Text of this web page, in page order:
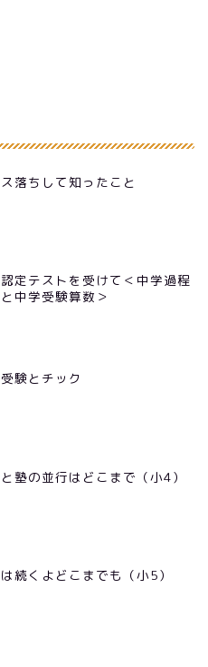
落ちして知ったこと
定テストを受けて＜中学過程
中学受験算数＞
験とチック
塾の並行はどこまで（小4）
続くよどこまでも（小5）